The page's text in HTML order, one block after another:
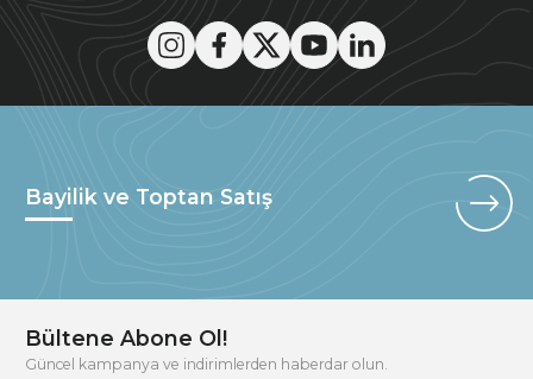
Bayilik ve Toptan Satış
Bültene Abone Ol!
Güncel kampanya ve indirimlerden haberdar olun.